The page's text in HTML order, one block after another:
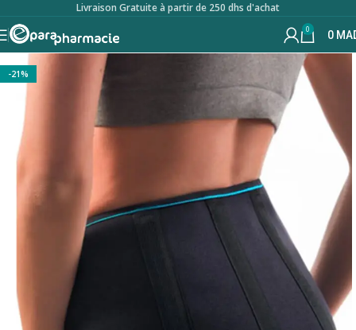
Livraison Gratuite à partir de 250 dhs d'achat
0 0
-21%